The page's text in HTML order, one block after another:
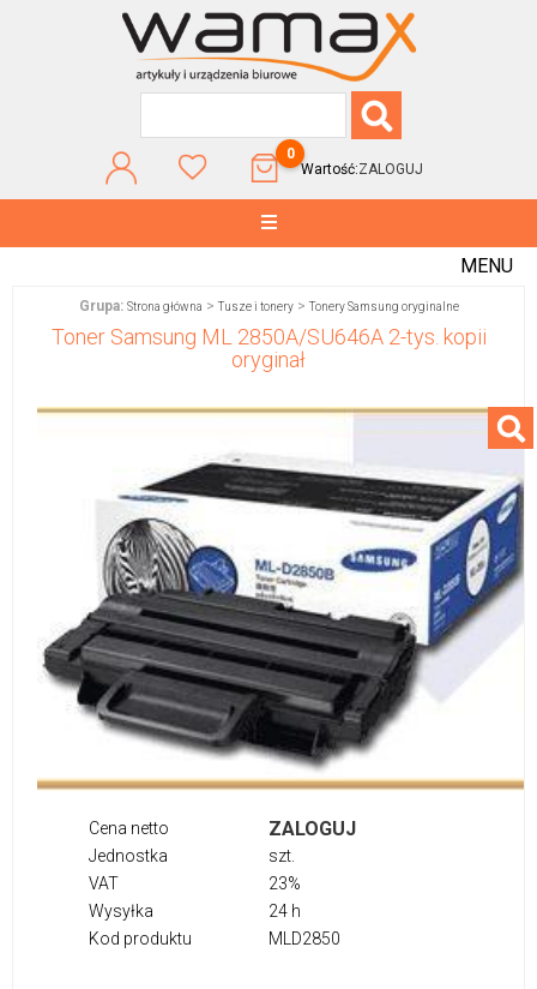
0
Wartość:ZALOGUJ
MENU
Grupa: Strona główna >Tusze i tonery>Tonery Samsung oryginalne
Toner Samsung ML 2850A/SU646A 2-tys. kopii
oryginał
Cena netto ZALOGUJ
Jednostka
szt.
VAT
23%
Wysyłka
24 h
Kod produktu
MLD2850